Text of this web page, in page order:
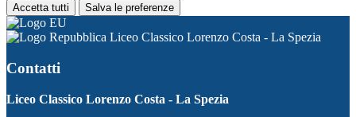
Accetta tutti Salva le preferenze
Liceo Classico Lorenzo Costa - La Spezia
Contatti
Liceo Classico Lorenzo Costa - La Spezia